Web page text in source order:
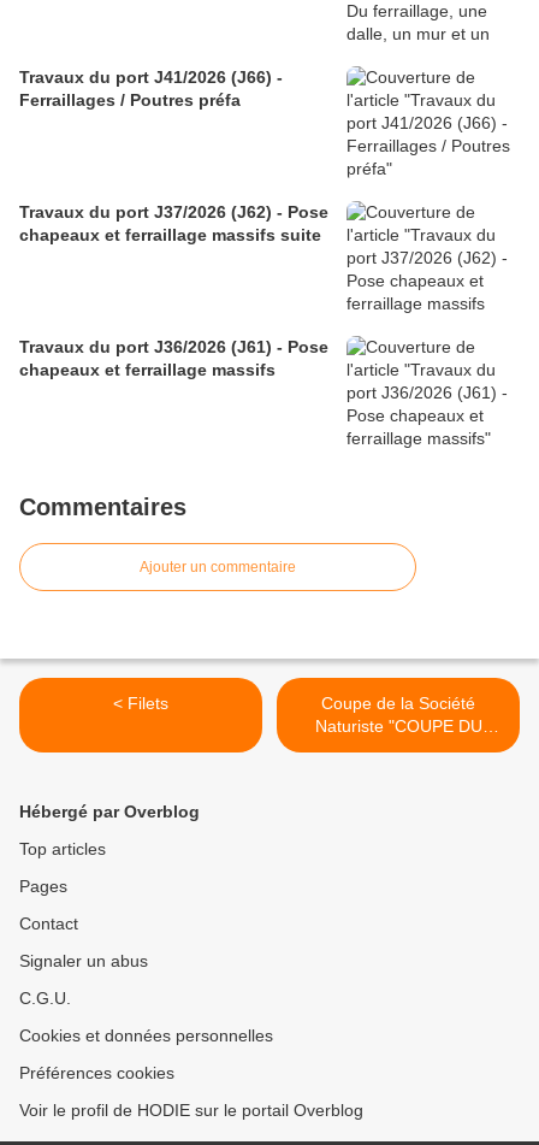
Travaux du port J41/2026 (J66) -
Ferraillages / Poutres préfa
Travaux du port J37/2026 (J62) - Pose
chapeaux et ferraillage massifs suite
Travaux du port J36/2026 (J61) - Pose
chapeaux et ferraillage massifs
Commentaires
Ajouter un commentaire
< Filets
Coupe de la Société
Naturiste "COUPE DU
TOUR DE L'ILE 1937" >
Hébergé par Overblog
Top articles
Pages
Contact
Signaler un abus
C.G.U.
Cookies et données personnelles
Préférences cookies
Voir le profil de HODIE sur le portail Overblog